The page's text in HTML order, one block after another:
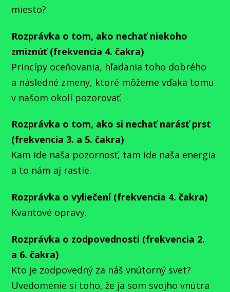
miesto?
Rozprávka o tom, ako nechať niekoho
zmiznúť (frekvencia 4. čakra)
Princípy oceňovania, hľadania toho dobrého
a následné zmeny, ktoré môžeme vďaka tomu
v našom okolí pozorovať.
Rozprávka o tom, ako si nechať narásť prst
(frekvencia 3. a 5. čakra)
Kam ide naša pozornosť, tam ide naša energia
a to nám aj rastie.
Rozprávka o vyliečení (frekvencia 4. čakra)
Kvantové opravy.
Rozprávka o zodpovednosti (frekvencia 2.
a 6. čakra)
Kto je zodpovedný za náš vnútorný svet?
Uvedomenie si toho, že ja som svojho vnútra